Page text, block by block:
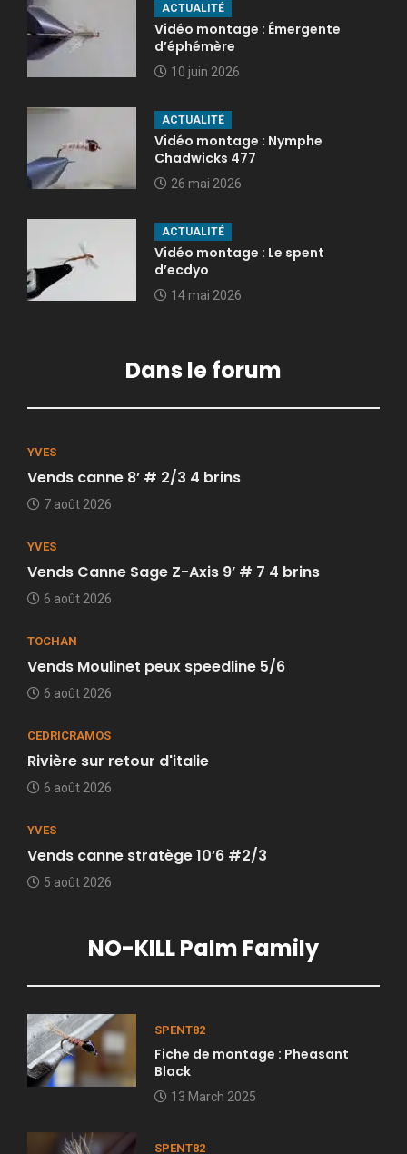
ACTUALITÉ
Vidéo montage : Émergente
d’éphémère
10 juin 2026
ACTUALITÉ
Vidéo montage : Nymphe
Chadwicks 477
26 mai 2026
ACTUALITÉ
Vidéo montage : Le spent
d’ecdyo
14 mai 2026
Dans le forum
YVES
Vends canne 8’ # 2/3 4 brins
7 août 2026
YVES
Vends Canne Sage Z-Axis 9’ # 7 4 brins
6 août 2026
TOCHAN
Vends Moulinet peux speedline 5/6
6 août 2026
CEDRICRAMOS
Rivière sur retour d'italie
6 août 2026
YVES
Vends canne stratège 10’6 #2/3
5 août 2026
NO-KILL Palm Family
SPENT82
Fiche de montage : Pheasant
Black
13 March 2025
SPENT82